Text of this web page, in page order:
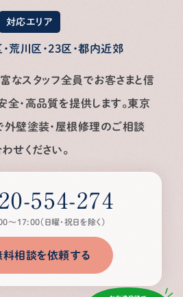
対応エリア
荒川区・23区・都内近郊
なスタッフ全員でお客さまと信
全・高品質を提供します。東京
外壁塗装・屋根修理のご相談
せください。
554-274
17:00（日曜・祝日を除く）
料相談を依頼する